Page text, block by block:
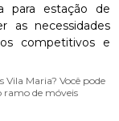
para estação de
as necessidades
competitivos e
Vila Maria? Você pode
ramo de móveis